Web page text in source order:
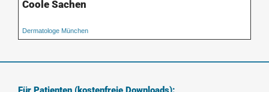
Coole Sachen
Dermatologe München